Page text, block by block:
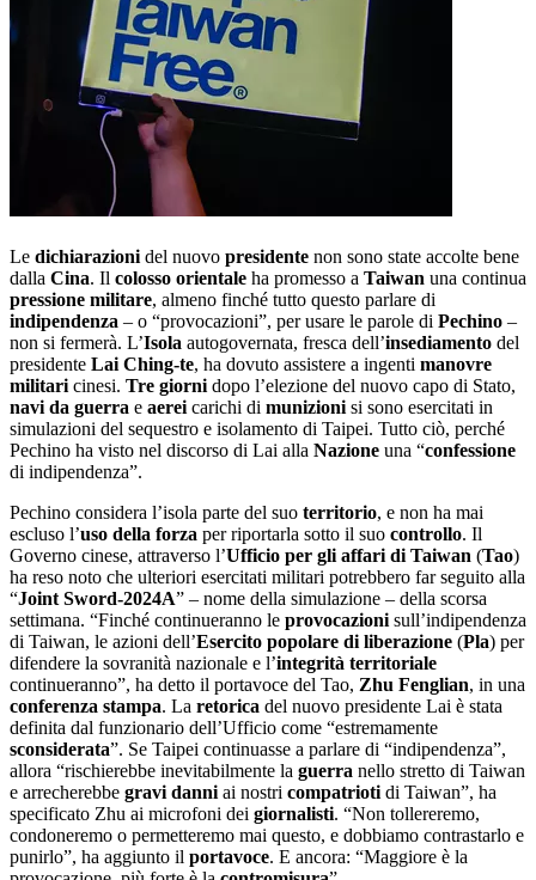
Le dichiarazioni del nuovo presidente non sono state accolte bene
dalla Cina. Il colosso orientale ha promesso a Taiwan una continua
pressione militare, almeno finché tutto questo parlare di
indipendenza – o “provocazioni”, per usare le parole di Pechino –
non si fermerà. L’Isola autogovernata, fresca dell’insediamento del
presidente Lai Ching-te, ha dovuto assistere a ingenti manovre
militari cinesi. Tre giorni dopo l’elezione del nuovo capo di Stato,
navi da guerra e aerei carichi di munizioni si sono esercitati in
simulazioni del sequestro e isolamento di Taipei. Tutto ciò, perché
Pechino ha visto nel discorso di Lai alla Nazione una “confessione
di indipendenza”.
Pechino considera l’isola parte del suo territorio, e non ha mai
escluso l’uso della forza per riportarla sotto il suo controllo. Il
Governo cinese, attraverso l’Ufficio per gli affari di Taiwan (Tao)
ha reso noto che ulteriori esercitati militari potrebbero far seguito alla
“Joint Sword-2024A” – nome della simulazione – della scorsa
settimana. “Finché continueranno le provocazioni sull’indipendenza
di Taiwan, le azioni dell’Esercito popolare di liberazione (Pla) per
difendere la sovranità nazionale e l’integrità territoriale
continueranno”, ha detto il portavoce del Tao, Zhu Fenglian, in una
conferenza stampa. La retorica del nuovo presidente Lai è stata
definita dal funzionario dell’Ufficio come “estremamente
sconsiderata”. Se Taipei continuasse a parlare di “indipendenza”,
allora “rischierebbe inevitabilmente la guerra nello stretto di Taiwan
e arrecherebbe gravi danni ai nostri compatrioti di Taiwan”, ha
specificato Zhu ai microfoni dei giornalisti. “Non tollereremo,
condoneremo o permetteremo mai questo, e dobbiamo contrastarlo e
punirlo”, ha aggiunto il portavoce. E ancora: “Maggiore è la